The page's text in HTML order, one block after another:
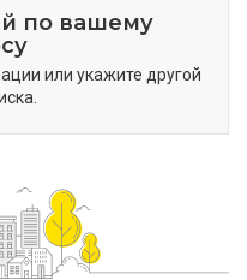
по вашему
или укажите другой